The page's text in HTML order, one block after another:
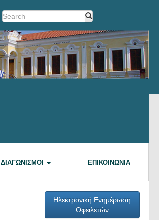
ΔΙΑΓΩΝΙΣΜΟΊ ΕΠΙΚΟΙΝΩΝΊΑ
Ηλεκτρονική Ενημέρωση
Οφειλετών